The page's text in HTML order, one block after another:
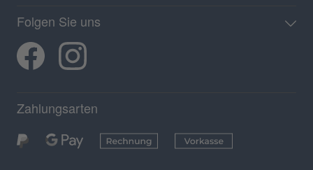
Folgen Sie uns
Zahlungsarten